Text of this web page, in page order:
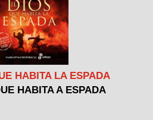
HABITA LA ESPADA
HABITA A ESPADA